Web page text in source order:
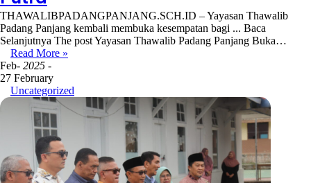
THAWALIBPADANGPANJANG.SCH.ID – Yayasan Thawalib
Padang Panjang kembali membuka kesempatan bagi ... Baca
Selanjutnya The post Yayasan Thawalib Padang Panjang Buka…
Read More »
Feb- 2025 -
27 February
Uncategorized